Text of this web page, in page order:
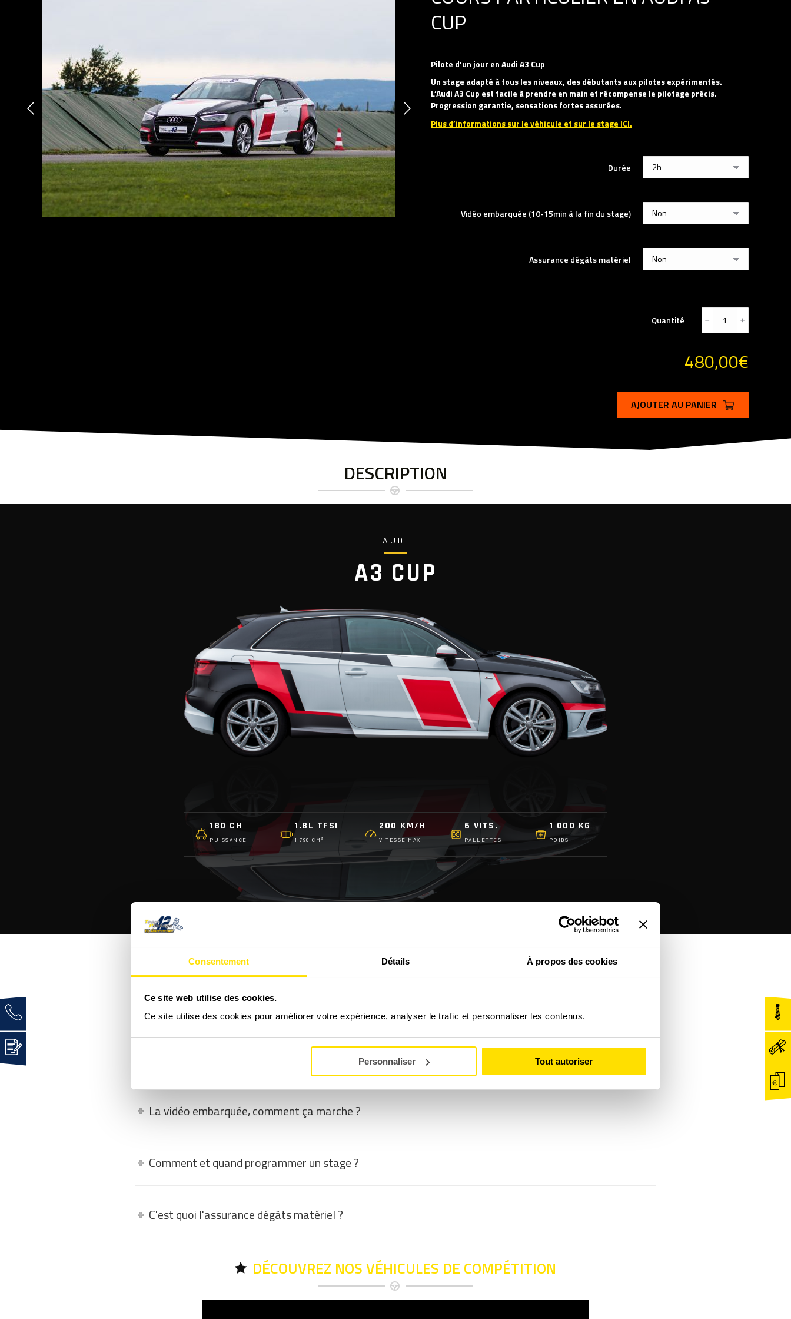
Consentement Détails À propos des cookies
Ce site web utilise des cookies.
Ce site utilise des cookies pour améliorer votre expérience, analyser le trafic et personnaliser les contenus.
Personnaliser Tout autoriser
CUP
Pilote d’un jour en Audi A3 Cup
Un stage adapté à tous les niveaux, des débutants aux pilotes expérimentés.
L’Audi A3 Cup est facile à prendre en main et récompense le pilotage précis.
Progression garantie, sensations fortes assurées.
Plus d’informations sur le véhicule et sur le stage ICI.
Durée
Vidéo embarquée (10-15min à la fin du stage)
Assurance dégâts matériel
Quantité ﹣ ﹢
480,00€
AJOUTER AU PANIER
DESCRIPTION
AUDI
A3 CUP
180 CH
PUISSANCE
1.8L TFSI
1 798 CM³
200 KM/H
VITESSE MAX
6 VITS.
PALLETTES
1 000 KG
POIDS
FAQ - LES QUESTIONS FRÉQUENTES
C'est quoi une Audi A3 Cup ?
La vidéo embarquée, comment ça marche ?
Comment et quand programmer un stage ?
C'est quoi l'assurance dégâts matériel ?
DÉCOUVREZ NOS VÉHICULES DE COMPÉTITION